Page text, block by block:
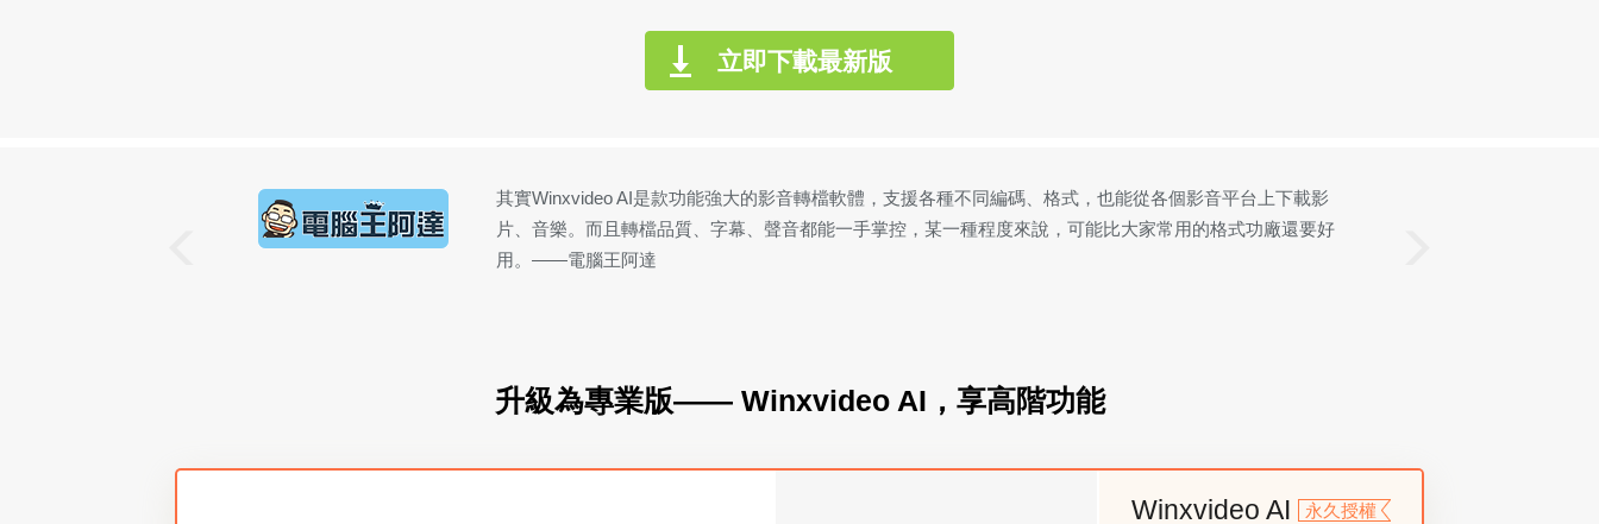
立即下載最新版
Winxvideo AI 是一套操作相當簡單、功能也很實用的影音轉檔、編輯、下載工具，結合了最常用到的影片格
式轉檔、影片裁剪、影片分割合併、影片壓縮、為影片加字幕…等功能，號稱 4K 影片壓縮可減少90%檔案
大小，能把 4K影片轉檔成其他 1080P/720P/HEVC 等規格的200多種格式。 ——重灌狂人
升級為專業版—— Winxvideo AI，享高階功能
Winxvideo AI 永久授權